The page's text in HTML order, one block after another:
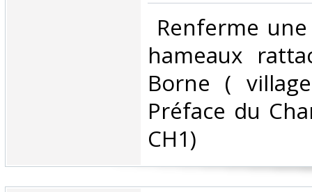
Renferme
hameaux
Borne (
Préface du
CH1) ‎